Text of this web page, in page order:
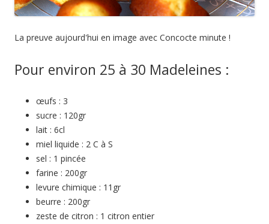
La preuve aujourd'hui en image avec Concocte minute !
Pour environ 25 à 30 Madeleines :
œufs : 3
sucre : 120gr
lait : 6cl
miel liquide : 2 C à S
sel : 1 pincée
farine : 200gr
levure chimique : 11gr
beurre : 200gr
zeste de citron : 1 citron entier